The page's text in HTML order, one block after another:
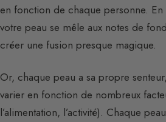
en fonction de chaque personne.
votre peau se mêle aux notes de
créer une fusion presque magique.
Or, chaque peau a sa propre
varier en fonction de nombreux
l’alimentation, l’activité). Chaque